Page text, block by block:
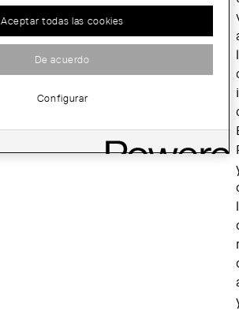
Aceptar todas las cookies
De acuerdo
Configurar